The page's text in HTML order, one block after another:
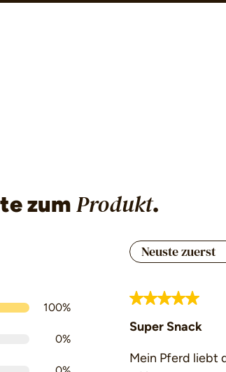
zum Produkt.
5 von 5 Sternen
100%
0%
Bewertung mit
Super Snack
Mein Pferd liebt